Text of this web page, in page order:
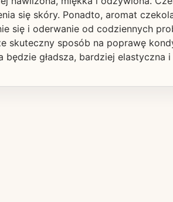
się skóry. Ponadto, aromat
się i oderwanie od codziennych
skuteczny sposób na poprawę
gładsza, bardziej elastyczna i